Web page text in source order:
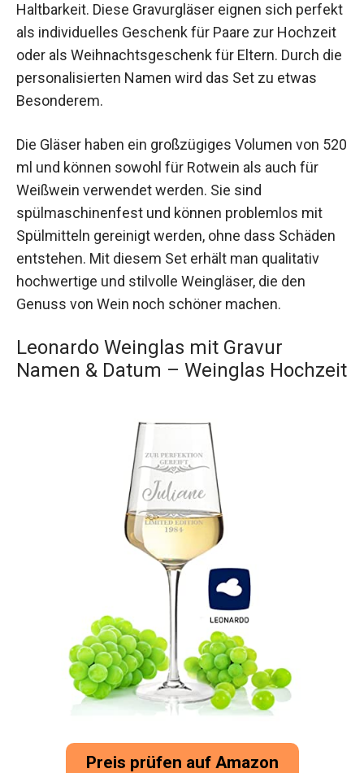
Haltbarkeit. Diese Gravurgläser eignen sich perfekt
als individuelles Geschenk für Paare zur Hochzeit
oder als Weihnachtsgeschenk für Eltern. Durch die
personalisierten Namen wird das Set zu etwas
Besonderem.
Die Gläser haben ein großzügiges Volumen von 520
ml und können sowohl für Rotwein als auch für
Weißwein verwendet werden. Sie sind
spülmaschinenfest und können problemlos mit
Spülmitteln gereinigt werden, ohne dass Schäden
entstehen. Mit diesem Set erhält man qualitativ
hochwertige und stilvolle Weingläser, die den
Genuss von Wein noch schöner machen.
Leonardo Weinglas mit Gravur
Namen & Datum – Weinglas Hochzeit
Preis prüfen auf Amazon